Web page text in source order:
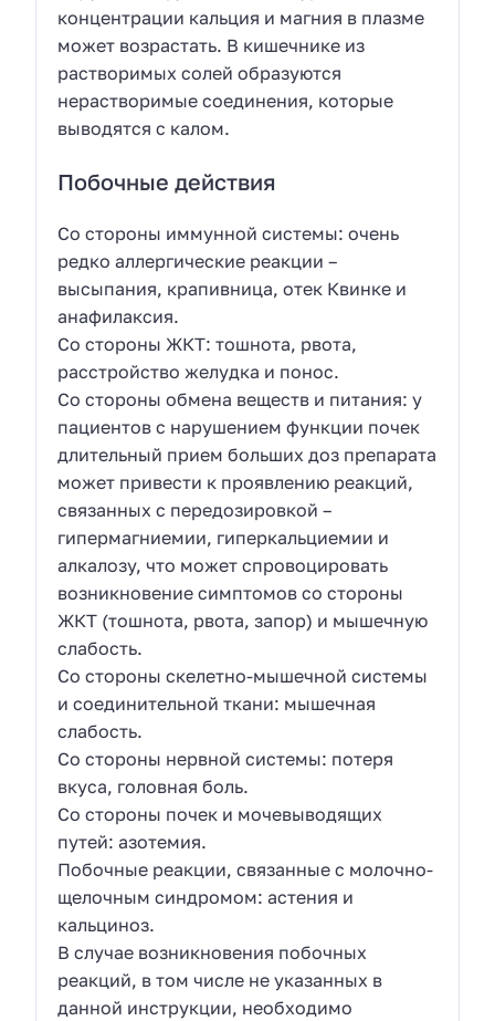
концентрации кальция и магния в плазме
может возрастать. В кишечнике из
растворимых солей образуются
нерастворимые соединения, которые
выводятся с калом.
Побочные действия
Со стороны иммунной системы: очень
редко аллергические реакции –
высыпания, крапивница, отек Квинке и
анафилаксия.
Со стороны ЖКТ: тошнота, рвота,
расстройство желудка и понос.
Со стороны обмена веществ и питания: у
пациентов с нарушением функции почек
длительный прием больших доз препарата
может привести к проявлению реакций,
связанных с передозировкой –
гипермагниемии, гиперкальциемии и
алкалозу, что может спровоцировать
возникновение симптомов со стороны
ЖКТ (тошнота, рвота, запор) и мышечную
слабость.
Со стороны скелетно-мышечной системы
и соединительной ткани: мышечная
слабость.
Со стороны нервной системы: потеря
вкуса, головная боль.
Со стороны почек и мочевыводящих
путей: азотемия.
Побочные реакции, связанные с молочно-
щелочным синдромом: астения и
кальциноз.
В случае возникновения побочных
реакций, в том числе не указанных в
данной инструкции, необходимо